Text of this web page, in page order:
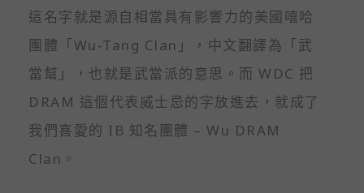
這名字就是源自相當具有影響力的美國嘻哈
團體「Wu-Tang Clan」，中文翻譯為「武
當幫」，也就是武當派的意思。而 WDC 把
DRAM 這個代表威士忌的字放進去，就成了
我們喜愛的 IB 知名團體 – Wu DRAM
Clan。